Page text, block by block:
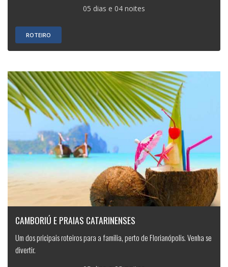
05 dias e 04 noites
ROTEIRO
CAMBORIÚ E PRAIAS CATARINENSES
Um dos pricipais roteiros para a familia, perto de Florianópolis. Venha se
divertir.